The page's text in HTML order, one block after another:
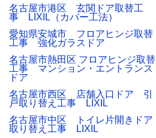
名古屋市港区 玄関ドア取替工
事 LIXIL（カバー工法）
愛知県安城市 フロアヒンジ取替
工事 強化ガラスドア
名古屋市熱田区 フロアヒンジ取替
工事 マンション・エントランス
ドア
名古屋市西区 店舗入口ドア 引
戸取り替え工事 LIXIL
名古屋市中区 トイレ片開きドア
取り替え工事 LIXIL